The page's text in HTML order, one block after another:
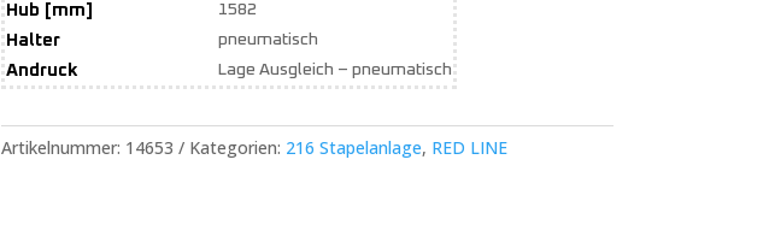
Hub [mm] 1582
Halter pneumatisch
Andruck Lage Ausgleich – pneumatisch
Artikelnummer: 14653 Kategorien: 216 Stapelanlage, RED LINE